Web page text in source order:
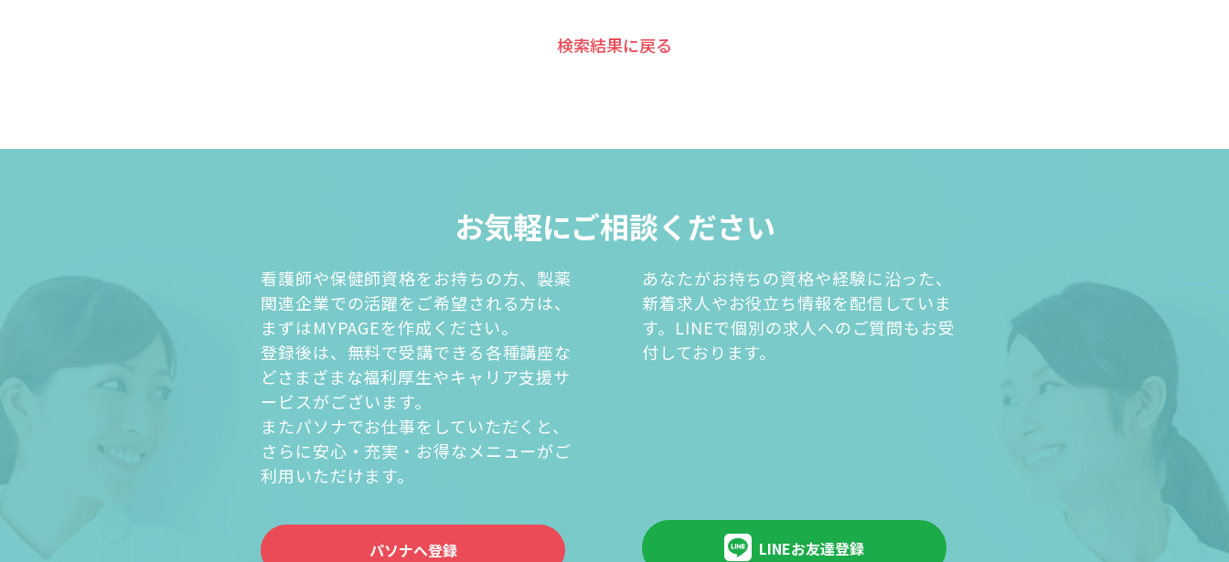
検索結果に戻る
お気軽にご相談ください
看護師や保健師資格をお持ちの方、製薬
関連企業での活躍をご希望される方は、
まずはMYPAGEを作成ください。
登録後は、無料で受講できる各種講座な
どさまざまな福利厚生やキャリア支援サ
ービスがございます。
またパソナでお仕事をしていただくと、
さらに安心・充実・お得なメニューがご
利用いただけます。
パソナへ登録
あなたがお持ちの資格や経験に沿った、
新着求人やお役立ち情報を配信していま
す。LINEで個別の求人へのご質問もお受
付しております。
LINEお友達登録